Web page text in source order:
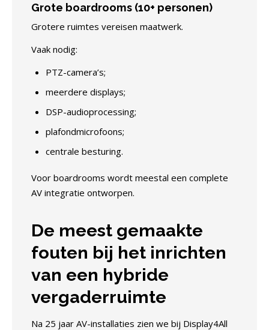
Grote boardrooms (10+ personen)
Grotere ruimtes vereisen maatwerk.
Vaak nodig:
PTZ-camera’s;
meerdere displays;
DSP-audioprocessing;
plafondmicrofoons;
centrale besturing.
Voor boardrooms wordt meestal een complete
AV integratie ontworpen.
De meest gemaakte
fouten bij het inrichten
van een hybride
vergaderruimte
Na 25 jaar AV-installaties zien we bij Display4All